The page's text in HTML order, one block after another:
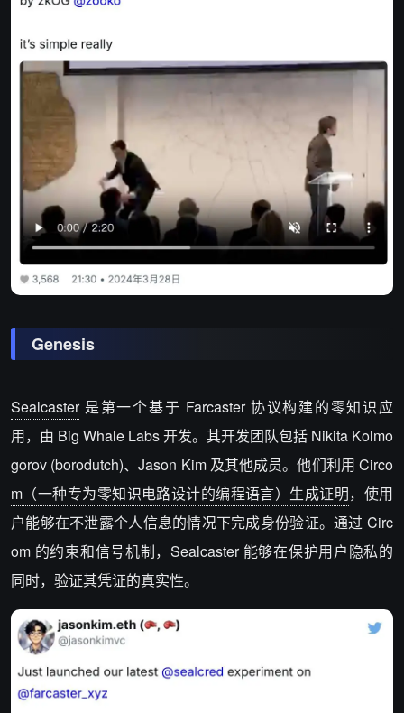
Genesis
Sealcaster是第一个基于 Farcaster 协议构建的零知识应
用，由 Big Whale Labs 开发。其开发团队包括 Nikita Kolmo
gorov (borodutch)、Jason Kim及其他成员。他们利用 Circo
m（一种专为零知识电路设计的编程语言）生成证明，使用
户能够在不泄露个人信息的情况下完成身份验证。通过 Circ
om 的约束和信号机制，Sealcaster 能够在保护用户隐私的
同时，验证其凭证的真实性。